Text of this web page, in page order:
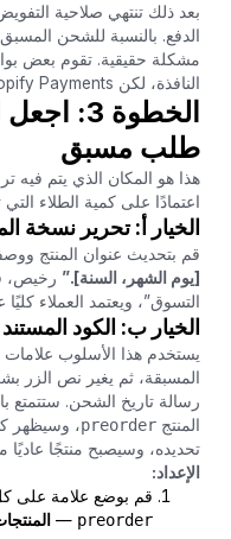
بعد ذلك تنتهي صلاحية
مشكلة حقيقية. تقوم بعض
النافذة، لكن Shopify Payments نفسها لا تفعل ذلك.
الخطوة
طلب مسبق
هذا هو المكان الذي يتم فيه
اعتمادًا على كمية الطلاء التي
الخيار أ: تحرير نسخة
قم بتحديث عنوان المنتج
[يوم الشهر، السنة].” رخيص،
التسوق”، ويعتمد العملاء
الخيار ب: الكود
المسبقة، ثم يغير نص
رسالة تاريخ الشحن. ستتمتع
المنتج preorder، وسيظهر
تحديده، وسيصبح منتجًا
الإعداد:
قم بوضع علامة على
preorder
—